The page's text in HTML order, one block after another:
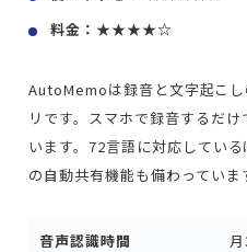
料金：★★★★☆
AutoMemoは録音と文字起こ
リです。スマホで録音するだ
います。72言語に対応してい
の自動共有機能も備わっていま
音声認識時間